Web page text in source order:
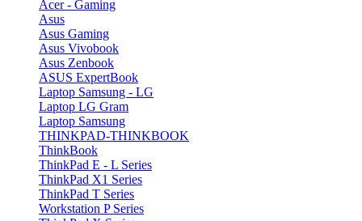
Acer - Gaming
Asus
Asus Gaming
Asus Vivobook
Asus Zenbook
ASUS ExpertBook
Laptop Samsung - LG
Laptop LG Gram
Laptop Samsung
THINKPAD-THINKBOOK
ThinkBook
ThinkPad E - L Series
ThinkPad X1 Series
ThinkPad T Series
Workstation P Series